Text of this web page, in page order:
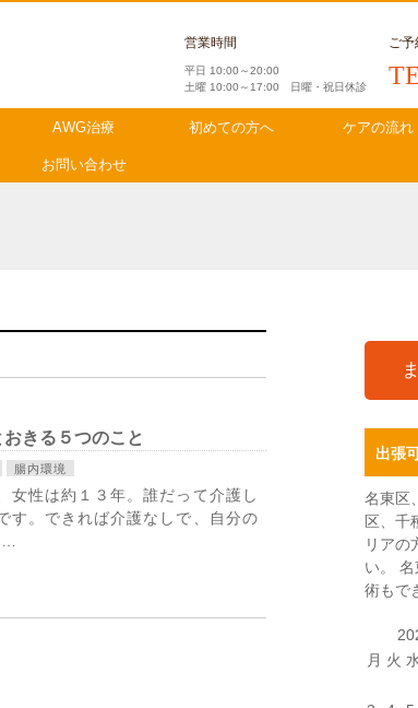
ご予
営業時間
平日 10:00～20:00
土曜 10:00～17:00 日曜・祝日休診
AWG治療 初めての方へ ケアの流れ
お問い合わせ
きる５つのこと
腸内環境
女性は約１３年。誰だって介護し
す。できれば介護なしで、自分の
出張
名東区
区、千
リアの
い。
術もで
月 火